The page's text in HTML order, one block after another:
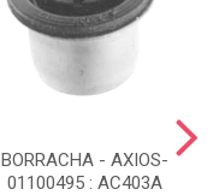
BORRACHA - AXIOS-
01100495 : AC403A